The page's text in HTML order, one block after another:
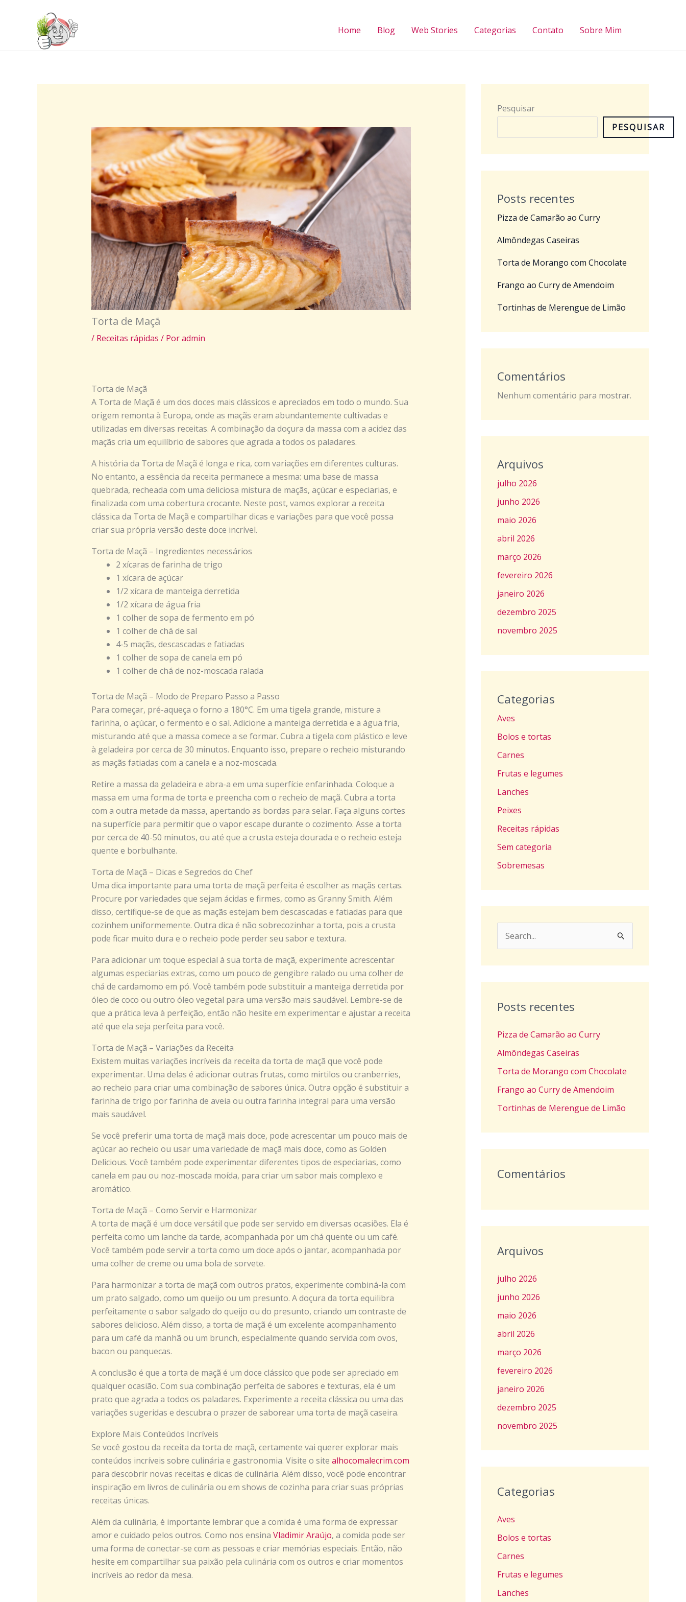
Home Blog Web Stories Categorias Contato Sobre Mim
Torta de Maçã
/ Receitas rápidas / Poradmin
Torta de Maçã
A Torta de Maçã é um dos doces mais clássicos e apreciados em todo o mundo. Sua
origem remonta à Europa, onde as maçãs eram abundantemente cultivadas e
utilizadas em diversas receitas. A combinação da doçura da massa com a acidez das
maçãs cria um equilíbrio de sabores que agrada a todos os paladares.
A história da Torta de Maçã é longa e rica, com variações em diferentes culturas.
No entanto, a essência da receita permanece a mesma: uma base de massa
quebrada, recheada com uma deliciosa mistura de maçãs, açúcar e especiarias, e
finalizada com uma cobertura crocante. Neste post, vamos explorar a receita
clássica da Torta de Maçã e compartilhar dicas e variações para que você possa
criar sua própria versão deste doce incrível.
Torta de Maçã – Ingredientes necessários
2 xícaras de farinha de trigo
1 xícara de açúcar
1/2 xícara de manteiga derretida
1/2 xícara de água fria
1 colher de sopa de fermento em pó
1 colher de chá de sal
4-5 maçãs, descascadas e fatiadas
1 colher de sopa de canela em pó
1 colher de chá de noz-moscada ralada
Torta de Maçã – Modo de Preparo Passo a Passo
Para começar, pré-aqueça o forno a 180°C. Em uma tigela grande, misture a
farinha, o açúcar, o fermento e o sal. Adicione a manteiga derretida e a água fria,
misturando até que a massa comece a se formar. Cubra a tigela com plástico e leve
à geladeira por cerca de 30 minutos. Enquanto isso, prepare o recheio misturando
as maçãs fatiadas com a canela e a noz-moscada.
Retire a massa da geladeira e abra-a em uma superfície enfarinhada. Coloque a
massa em uma forma de torta e preencha com o recheio de maçã. Cubra a torta
com a outra metade da massa, apertando as bordas para selar. Faça alguns cortes
na superfície para permitir que o vapor escape durante o cozimento. Asse a torta
por cerca de 40-50 minutos, ou até que a crusta esteja dourada e o recheio esteja
quente e borbulhante.
Torta de Maçã – Dicas e Segredos do Chef
Uma dica importante para uma torta de maçã perfeita é escolher as maçãs certas.
Procure por variedades que sejam ácidas e firmes, como as Granny Smith. Além
disso, certifique-se de que as maçãs estejam bem descascadas e fatiadas para que
cozinhem uniformemente. Outra dica é não sobrecozinhar a torta, pois a crusta
pode ficar muito dura e o recheio pode perder seu sabor e textura.
Para adicionar um toque especial à sua torta de maçã, experimente acrescentar
algumas especiarias extras, como um pouco de gengibre ralado ou uma colher de
chá de cardamomo em pó. Você também pode substituir a manteiga derretida por
óleo de coco ou outro óleo vegetal para uma versão mais saudável. Lembre-se de
que a prática leva à perfeição, então não hesite em experimentar e ajustar a receita
até que ela seja perfeita para você.
Torta de Maçã – Variações da Receita
Existem muitas variações incríveis da receita da torta de maçã que você pode
experimentar. Uma delas é adicionar outras frutas, como mirtilos ou cranberries,
ao recheio para criar uma combinação de sabores única. Outra opção é substituir a
farinha de trigo por farinha de aveia ou outra farinha integral para uma versão
mais saudável.
Se você preferir uma torta de maçã mais doce, pode acrescentar um pouco mais de
açúcar ao recheio ou usar uma variedade de maçã mais doce, como as Golden
Delicious. Você também pode experimentar diferentes tipos de especiarias, como
canela em pau ou noz-moscada moída, para criar um sabor mais complexo e
aromático.
Torta de Maçã – Como Servir e Harmonizar
A torta de maçã é um doce versátil que pode ser servido em diversas ocasiões. Ela é
perfeita como um lanche da tarde, acompanhada por um chá quente ou um café.
Você também pode servir a torta como um doce após o jantar, acompanhada por
uma colher de creme ou uma bola de sorvete.
Para harmonizar a torta de maçã com outros pratos, experimente combiná-la com
um prato salgado, como um queijo ou um presunto. A doçura da torta equilibra
perfeitamente o sabor salgado do queijo ou do presunto, criando um contraste de
sabores delicioso. Além disso, a torta de maçã é um excelente acompanhamento
para um café da manhã ou um brunch, especialmente quando servida com ovos,
bacon ou panquecas.
A conclusão é que a torta de maçã é um doce clássico que pode ser apreciado em
qualquer ocasião. Com sua combinação perfeita de sabores e texturas, ela é um
prato que agrada a todos os paladares. Experimente a receita clássica ou uma das
variações sugeridas e descubra o prazer de saborear uma torta de maçã caseira.
Explore Mais Conteúdos Incríveis
Se você gostou da receita da torta de maçã, certamente vai querer explorar mais
conteúdos incríveis sobre culinária e gastronomia. Visite o site alhocomalecrim.com
para descobrir novas receitas e dicas de culinária. Além disso, você pode encontrar
inspiração em livros de culinária ou em shows de cozinha para criar suas próprias
receitas únicas.
Além da culinária, é importante lembrar que a comida é uma forma de expressar
amor e cuidado pelos outros. Como nos ensina Vladimir Araújo, a comida pode ser
uma forma de conectar-se com as pessoas e criar memórias especiais. Então, não
hesite em compartilhar sua paixão pela culinária com os outros e criar momentos
incríveis ao redor da mesa.
Pesquisar
PESQUISAR
Posts recentes
Pizza de Camarão ao Curry
Almôndegas Caseiras
Torta de Morango com Chocolate
Frango ao Curry de Amendoim
Tortinhas de Merengue de Limão
Comentários
Nenhum comentário para mostrar.
Arquivos
julho 2026
junho 2026
maio 2026
abril 2026
março 2026
fevereiro 2026
janeiro 2026
dezembro 2025
novembro 2025
Categorias
Aves
Bolos e tortas
Carnes
Frutas e legumes
Lanches
Peixes
Receitas rápidas
Sem categoria
Sobremesas
u
s
a
r
p
:
Posts recentes
Pizza de Camarão ao Curry
Almôndegas Caseiras
Torta de Morango com Chocolate
Frango ao Curry de Amendoim
Tortinhas de Merengue de Limão
Comentários
Arquivos
julho 2026
junho 2026
maio 2026
abril 2026
março 2026
fevereiro 2026
janeiro 2026
dezembro 2025
novembro 2025
Categorias
Aves
Bolos e tortas
Carnes
Frutas e legumes
Lanches